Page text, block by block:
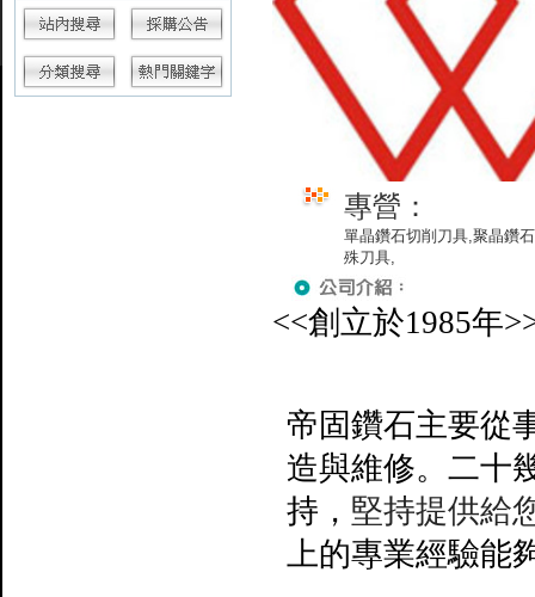
專營：
單晶鑽石切削刀具,聚晶鑽
殊刀具,
<<創立於1985年
帝固鑽石主要從
造與維修。二十
持， 堅持提供給
上的專業經驗能